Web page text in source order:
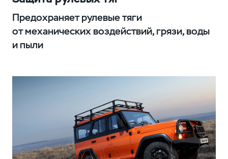
Предохраняет рулевые тяги
от механических воздействий, грязи, воды
и пыли